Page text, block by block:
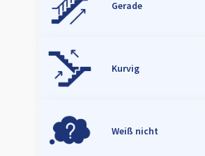
Gerade
Kurvig
Weiß nicht